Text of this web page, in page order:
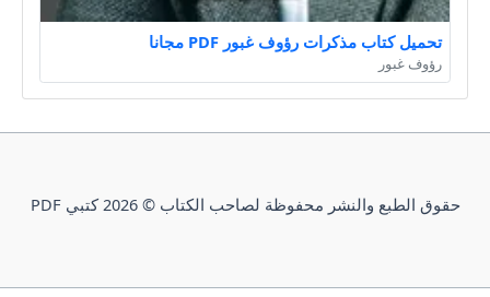
تحميل كتاب مذكرات رؤوف غبور PDF مجانا
رؤوف غبور
حقوق الطبع والنشر محفوظة لصاحب الكتاب © 2026 كتبي PDF